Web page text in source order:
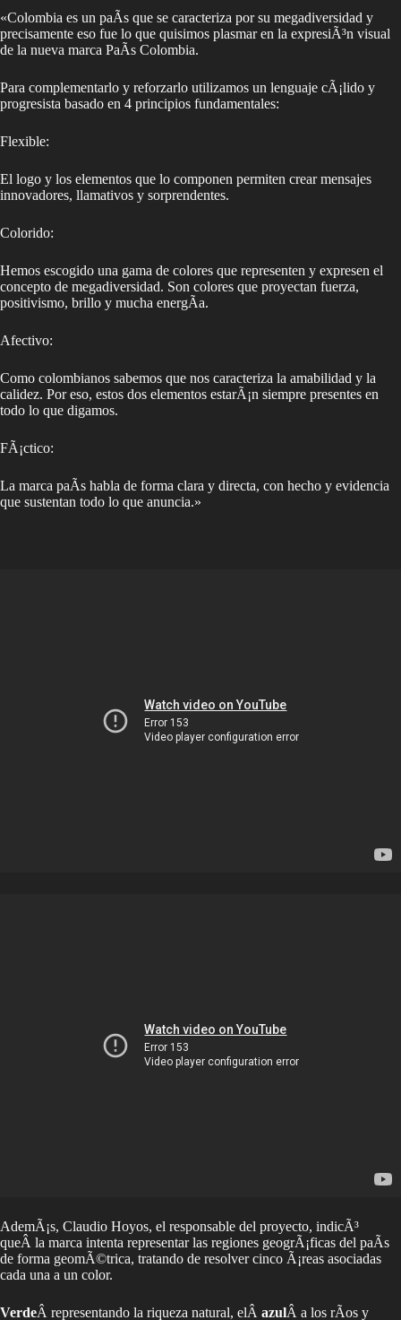
«Colombia es un paÃ­s que se caracteriza por su megadiversidad y
precisamente eso fue lo que quisimos plasmar en la expresiÃ³n visual
de la nueva marca PaÃ­s Colombia.
Para complementarlo y reforzarlo utilizamos un lenguaje cÃ¡lido y
progresista basado en 4 principios fundamentales:
Flexible:
El logo y los elementos que lo componen permiten crear mensajes
innovadores, llamativos y sorprendentes.
Colorido:
Hemos escogido una gama de colores que representen y expresen el
concepto de megadiversidad. Son colores que proyectan fuerza,
positivismo, brillo y mucha energÃ­a.
Afectivo:
Como colombianos sabemos que nos caracteriza la amabilidad y la
calidez. Por eso, estos dos elementos estarÃ¡n siempre presentes en
todo lo que digamos.
FÃ¡ctico:
La marca paÃ­s habla de forma clara y directa, con hecho y evidencia
que sustentan todo lo que anuncia.»
AdemÃ¡s, Claudio Hoyos, el responsable del proyecto, indicÃ³
queÂ la marca intenta representar las regiones geogrÃ¡ficas del paÃ­s
de forma geomÃ©trica, tratando de resolver cinco Ã¡reas asociadas
cada una a un color.
VerdeÂ representando la riqueza natural, elÂ azulÂ a los rÃ­os y